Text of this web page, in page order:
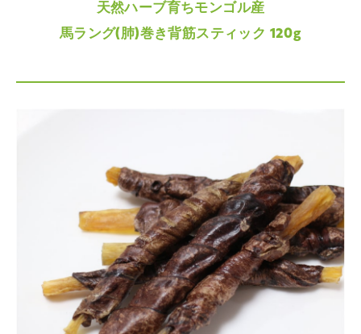
天然ハーブ育ちモンゴル産
馬ラング(肺)巻き背筋スティック 120g